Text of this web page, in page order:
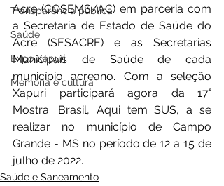
Transparência pública
Saúde
Expo Xapuri
Memória e cultura
Acre (COSEMS/AC) em parceria com
a Secretaria de Estado de Saúde do
Acre (SESACRE) e as Secretarias
Municipais de Saúde de cada
município acreano. Com a seleção
Xapuri participará agora da 17°
Mostra: Brasil, Aqui tem SUS, a se
realizar no município de Campo
Grande - MS no período de 12 a 15 de
julho de 2022.
Saúde e Saneamento